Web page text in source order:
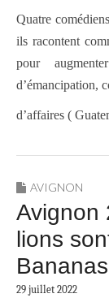
Quatre
ils racontent
pour
d’émancipation,
d’affaires (
AVIGNON
Avignon
lions
29 juillet 2022